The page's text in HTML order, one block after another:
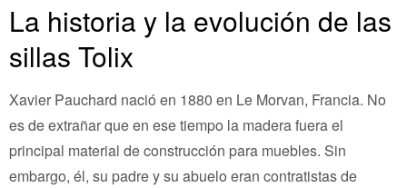
La historia y la evolución de las
sillas Tolix
Xavier Pauchard nació en 1880 en Le Morvan, Francia. No
es de extrañar que en ese tiempo la madera fuera el
principal material de construcción para muebles. Sin
embargo, él, su padre y su abuelo eran contratistas de